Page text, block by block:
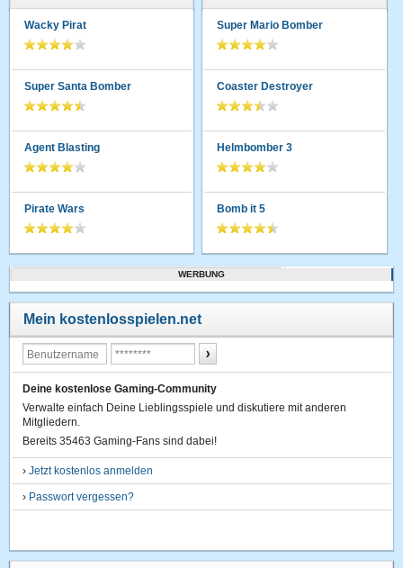
Wacky Pirat
Super Santa Bomber
Agent Blasting
Pirate Wars
Super Mario Bomber
Coaster Destroyer
Helmbomber 3
Bomb it 5
WERBUNG
Mein kostenlosspielen.net
Deine kostenlose Gaming-Community
Verwalte einfach Deine Lieblingsspiele und diskutiere mit anderen
Mitgliedern.
Bereits 35463 Gaming-Fans sind dabei!
›Jetzt kostenlos anmelden
› Passwort vergessen?